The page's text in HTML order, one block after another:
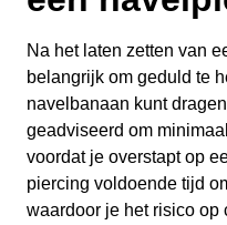
Na het laten zetten van
belangrijk om geduld te
navelbanaan kunt
geadviseerd om
voordat je overstapt op
piercing voldoende tijd
waardoor je het risico op